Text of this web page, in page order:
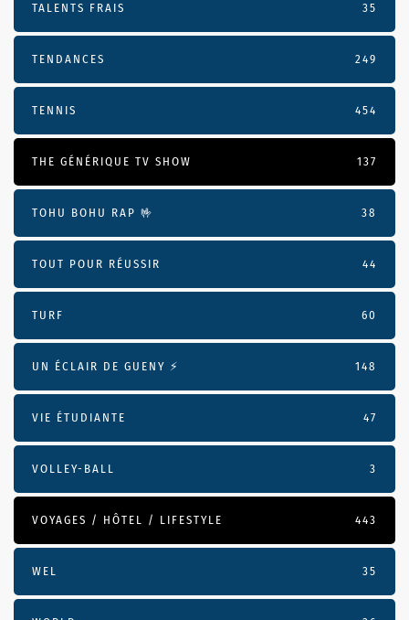
TALENTS FRAIS 35
TENDANCES 249
TENNIS 454
THE GÉNÉRIQUE TV SHOW 137
TOHU BOHU RAP 🤟 38
TOUT POUR RÉUSSIR 44
TURF 60
UN ÉCLAIR DE GUENY ⚡️ 148
VIE ÉTUDIANTE 47
VOLLEY-BALL 3
VOYAGES / HÔTEL / LIFESTYLE 443
WEL 35